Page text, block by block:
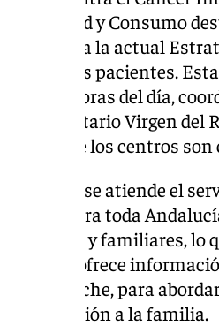
de Salud y Consumo
en marcha la actual
a estos pacientes.
las 24 horas del día,
Universitario Virgen
el resto de los centros
referencia se atiende el
años para toda
pacientes y familiares, lo
servicio ofrece
y de la noche, para
orientación a la familia.